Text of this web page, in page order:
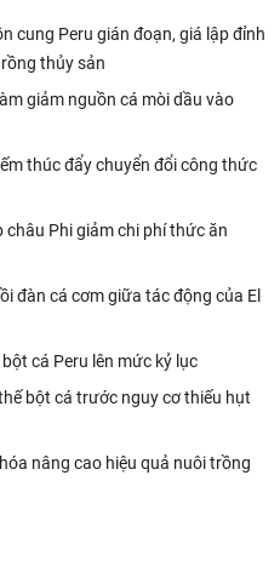
cung Peru gián đoạn, giá lập đỉnh
thủy sản
giảm nguồn cá mòi dầu vào
thúc đẩy chuyển đổi công thức
châu Phi giảm chi phí thức ăn
đàn cá cơm giữa tác động của El
cá Peru lên mức kỷ lục
bột cá trước nguy cơ thiếu hụt
nâng cao hiệu quả nuôi trồng